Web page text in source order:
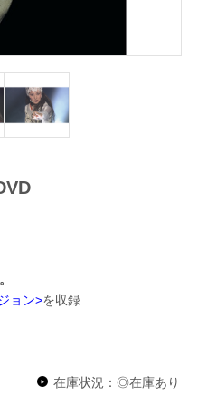
ョン>を収録
在庫状況：◎在庫あり